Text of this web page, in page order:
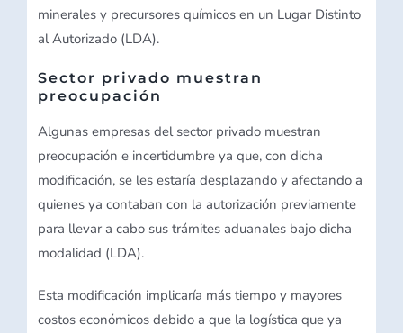
minerales y precursores químicos en un Lugar Distinto
al Autorizado (LDA).
Sector privado muestran
preocupación
Algunas empresas del sector privado muestran
preocupación e incertidumbre ya que, con dicha
modificación, se les estaría desplazando y afectando a
quienes ya contaban con la autorización previamente
para llevar a cabo sus trámites aduanales bajo dicha
modalidad (LDA).
Esta modificación implicaría más tiempo y mayores
costos económicos debido a que la logística que ya